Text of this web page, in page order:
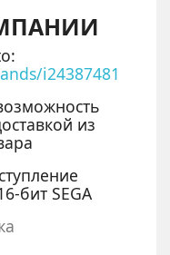
i24387481
из
бит SEGA